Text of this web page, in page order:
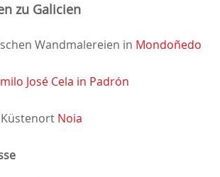
zu Galicien
Wandmalereien in Mondoñedo
José Cela in Padrón
Noia